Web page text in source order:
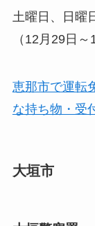
土曜日、日曜
（12月29日
恵那市で運転
な持ち物・受
大垣市